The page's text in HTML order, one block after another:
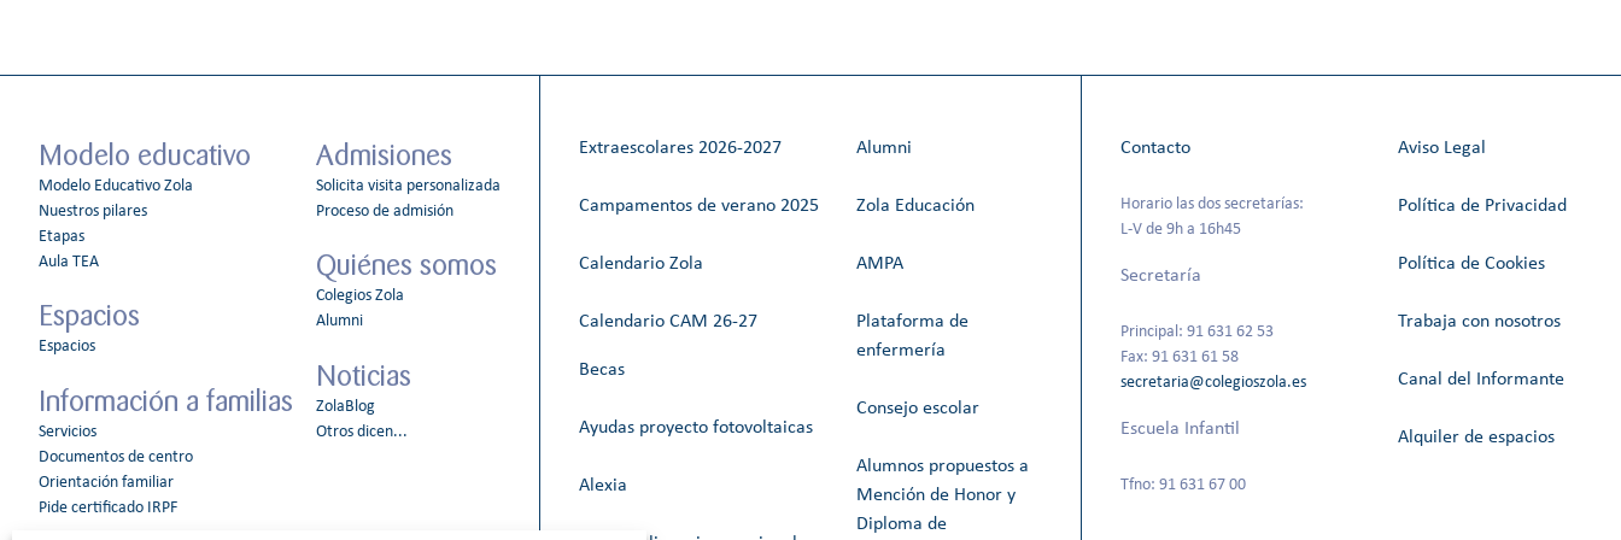
Modelo educativo
Modelo Educativo Zola
Nuestros pilares
Etapas
Aula TEA
Espacios
Espacios
Información a familias
Servicios
Documentos de centro
Orientación familiar
Pide certificado IRPF
Admisiones
Solicita visita personalizada
Proceso de admisión
Quiénes somos
Colegios Zola
Alumni
Noticias
ZolaBlog
Otros dicen...
Extraescolares 2026-2027
Campamentos de verano 2025
Calendario Zola
Calendario CAM 26-27
Becas
Ayudas proyecto fotovoltaicas
Alexia
Alumni
Zola Educación
AMPA
Plataforma de
enfermería
Consejo escolar
Alumnos propuestos a
Mención de Honor y
Diploma de
Contacto
Horario las dos secretarías:
L-V de 9h a 16h45
Secretaría
Principal: 91 631 62 53
Fax: 91 631 61 58
secretaria@colegioszola.es
Escuela Infantil
Tfno: 91 631 67 00
Aviso Legal
Política de Privacidad
Política de Cookies
Trabaja con nosotros
Canal del Informante
Alquiler de espacios